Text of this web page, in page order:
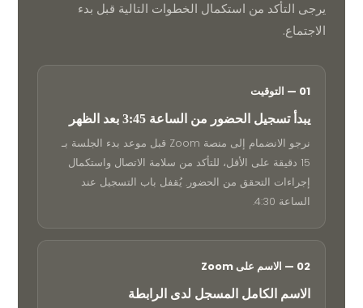
يرجى التأكد من استكمال الخطوات التالية قبل بدء
الاجتماع.
01 — التوقيت
يبدأ تسجيل الحضور من الساعة 3:45 بعد الظهر
نرجو الانضمام إلى منصة Zoom قبل موعد بدء الجلسة بـ
15 دقيقة على الأقل، للتأكد من سلامة الاتصال واستكمال
إجراءات التحقق من الحضور. يُقفل باب التسجيل عند
الساعة 4:30.
02 — الاسم على Zoom
الاسم الكامل المسجل لدى الرابطة